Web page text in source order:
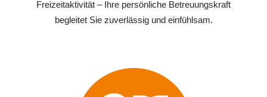
Freizeitaktivität – Ihre persönliche Betreuungskraft
begleitet Sie zuverlässig und einfühlsam.